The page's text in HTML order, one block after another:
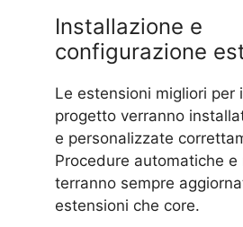
Installazione e
configurazione
Le estensioni migliori per
progetto verranno
e personalizzate
Procedure automatiche e
terranno sempre
estensioni che core.